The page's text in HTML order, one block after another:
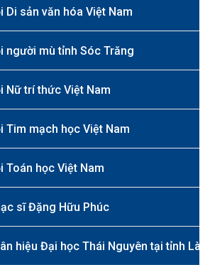
Di sản văn hóa Việt Nam
người mù tỉnh Sóc Trăng
Nữ trí thức Việt Nam
Tim mạch học Việt Nam
Toán học Việt Nam
sĩ Đặng Hữu Phúc
hiệu Đại học Thái Nguyên tại tỉnh Lào